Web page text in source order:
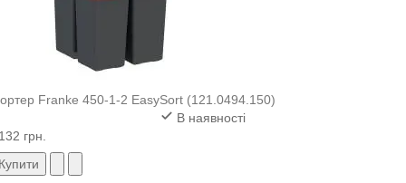
Franke 450-1-2 EasySort (121.0494.150)
В наявності
грн.